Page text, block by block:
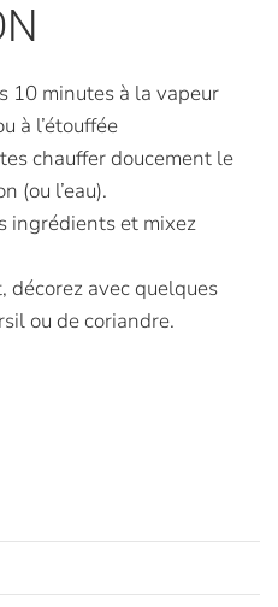
10 minutes à la vapeur
à l’étouffée
chauffer doucement le
(ou l’eau).
ingrédients et mixez
décorez avec quelques
ou de coriandre.